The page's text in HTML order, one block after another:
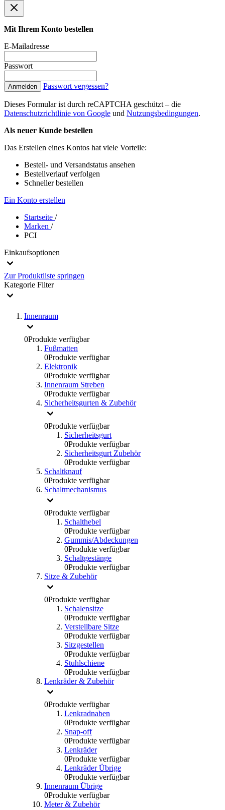
Mit Ihrem Konto bestellen
E-Mailadresse
Passwort
Anmelden Passwort vergessen?
Dieses Formular ist durch reCAPTCHA geschützt – die
Datenschutzrichtlinie von Google und Nutzungsbedingungen.
Als neuer Kunde bestellen
Das Erstellen eines Kontos hat viele Vorteile:
Bestell- und Versandstatus ansehen
Bestellverlauf verfolgen
Schneller bestellen
Ein Konto erstellen
Startseite /
Marken /
PCI
Einkaufsoptionen
Zur Produktliste springen
Kategorie Filter
Innenraum
0Produkte verfügbar
Fußmatten
0Produkte verfügbar
Elektronik
0Produkte verfügbar
Innenraum Streben
0Produkte verfügbar
Sicherheitsgurten & Zubehör
0Produkte verfügbar
Sicherheitsgurt
0Produkte verfügbar
Sicherheitsgurt Zubehör
0Produkte verfügbar
Schaltknauf
0Produkte verfügbar
Schaltmechanismus
0Produkte verfügbar
Schalthebel
0Produkte verfügbar
Gummis/Abdeckungen
0Produkte verfügbar
Schaltgestänge
0Produkte verfügbar
Sitze & Zubehör
0Produkte verfügbar
Schalensitze
0Produkte verfügbar
Verstellbare Sitze
0Produkte verfügbar
Sitzgestellen
0Produkte verfügbar
Stuhlschiene
0Produkte verfügbar
Lenkräder & Zubehör
0Produkte verfügbar
Lenkradnaben
0Produkte verfügbar
Snap-off
0Produkte verfügbar
Lenkräder
0Produkte verfügbar
Lenkräder Übrige
0Produkte verfügbar
Innenraum Übrige
0Produkte verfügbar
Meter & Zubehör